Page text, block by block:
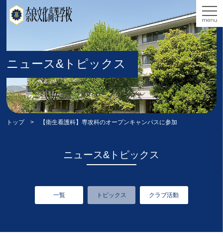
ニュース&トピックス
トップ> 【衛生看護科】専攻科のオープンキャンパスに参加
ニュース&トピックス
一覧 トピックス クラブ活動